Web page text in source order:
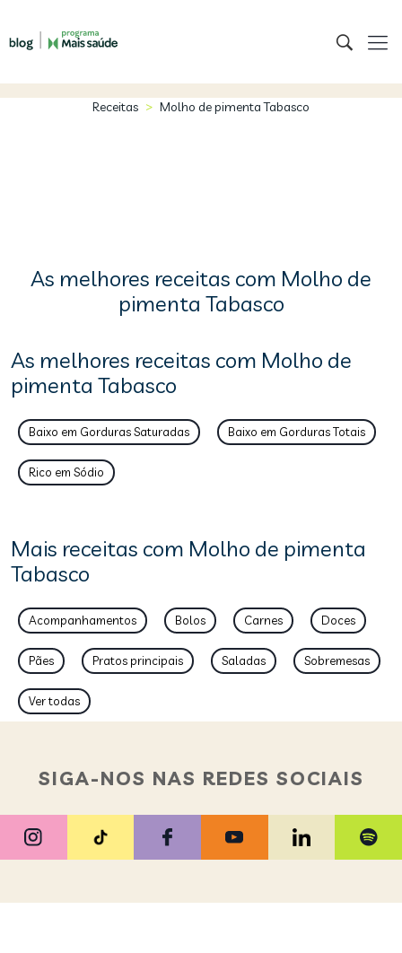
Receitas > Molho de pimenta Tabasco
As melhores receitas com Molho de
pimenta Tabasco
As melhores receitas com Molho de
pimenta Tabasco
Baixo em Gorduras Saturadas Baixo em Gorduras Totais
Rico em Sódio
Mais receitas com Molho de pimenta
Tabasco
Acompanhamentos Bolos Carnes Doces
Pães Pratos principais Saladas Sobremesas
Ver todas
SIGA-NOS NAS REDES SOCIAIS